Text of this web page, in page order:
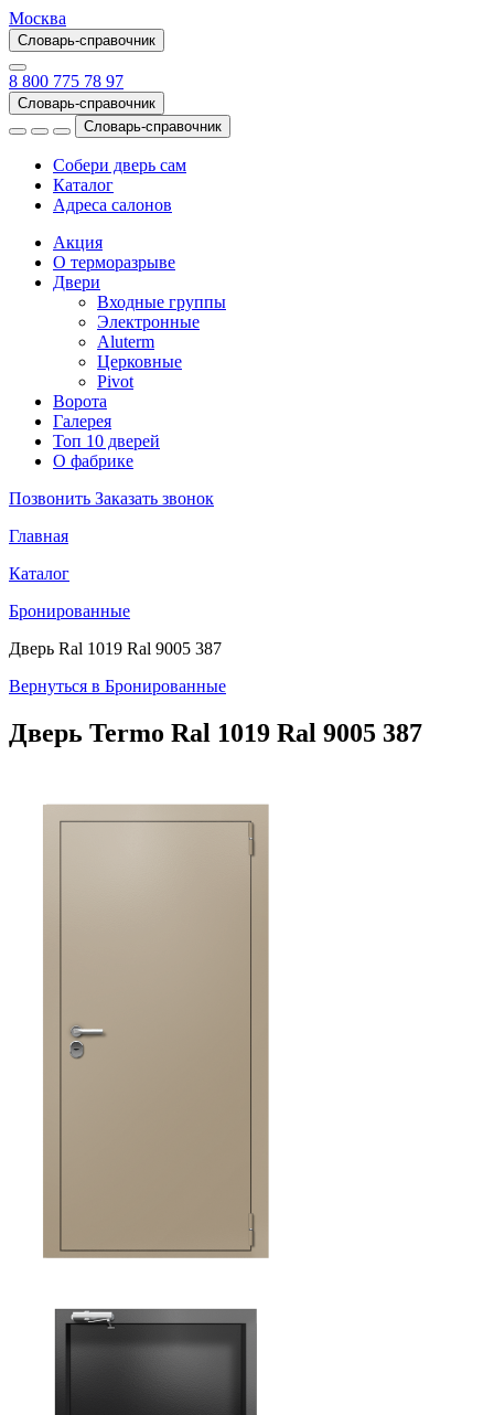
Москва
Словарь-справочник
8 800 775 78 97
Словарь-справочник
Словарь-справочник
Собери дверь сам
Каталог
Адреса салонов
Акция
О терморазрыве
Двери
Входные группы
Электронные
Aluterm
Церковные
Pivot
Ворота
Галерея
Топ 10 дверей
О фабрике
Позвонить Заказать звонок
Главная
Каталог
Бронированные
Дверь Ral 1019 Ral 9005 387
Вернуться в Бронированные
Дверь Termo Ral 1019 Ral 9005 387